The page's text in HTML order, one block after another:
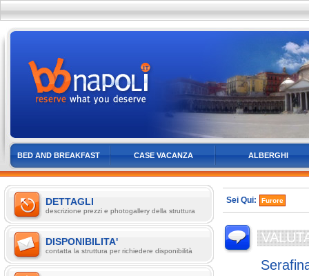
BED AND BREAKFAST CASE VACANZA ALBERGHI
DETTAGLI
descrizione prezzi e photogallery della struttura
DISPONIBILITA'
contatta la struttura per richiedere disponibilità
Sei Qui: Furore